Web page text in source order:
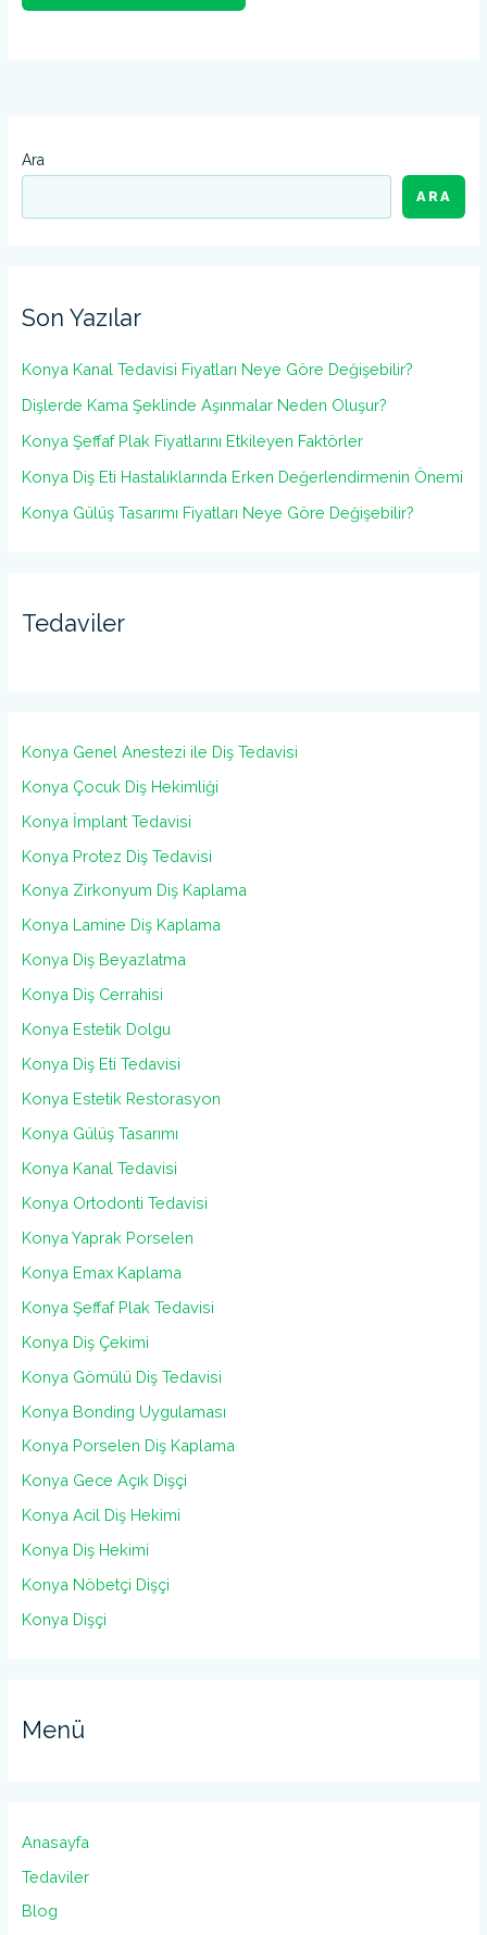
Ara
ARA
Son Yazılar
Konya Kanal Tedavisi Fiyatları Neye Göre Değişebilir?
Dişlerde Kama Şeklinde Aşınmalar Neden Oluşur?
Konya Şeffaf Plak Fiyatlarını Etkileyen Faktörler
Konya Diş Eti Hastalıklarında Erken Değerlendirmenin Önemi
Konya Gülüş Tasarımı Fiyatları Neye Göre Değişebilir?
Tedaviler
Konya Genel Anestezi ile Diş Tedavisi
Konya Çocuk Diş Hekimliği
Konya İmplant Tedavisi
Konya Protez Diş Tedavisi
Konya Zirkonyum Diş Kaplama
Konya Lamine Diş Kaplama
Konya Diş Beyazlatma
Konya Diş Cerrahisi
Konya Estetik Dolgu
Konya Diş Eti Tedavisi
Konya Estetik Restorasyon
Konya Gülüş Tasarımı
Konya Kanal Tedavisi
Konya Ortodonti Tedavisi
Konya Yaprak Porselen
Konya Emax Kaplama
Konya Şeffaf Plak Tedavisi
Konya Diş Çekimi
Konya Gömülü Diş Tedavisi
Konya Bonding Uygulaması
Konya Porselen Diş Kaplama
Konya Gece Açık Dişçi
Konya Acil Diş Hekimi
Konya Diş Hekimi
Konya Nöbetçi Dişçi
Konya Dişçi
Menü
Anasayfa
Tedaviler
Blog